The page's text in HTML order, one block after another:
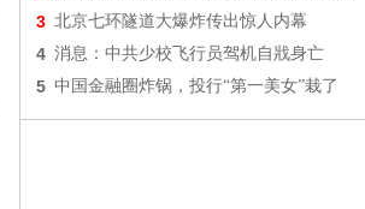
3 北京七环隧道大爆炸传出惊人内幕
4 消息：中共少校飞行员驾机自戕身亡
5 中国金融圈炸锅，投行“第一美女”栽了